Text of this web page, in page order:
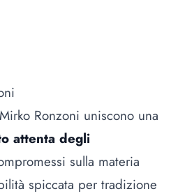
Ronzoni uniscono una
attenta degli
sulla materia
spiccata per tradizione